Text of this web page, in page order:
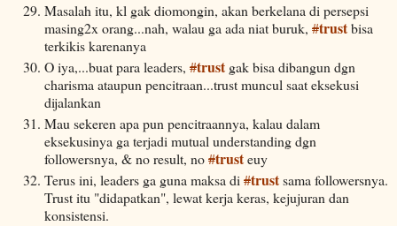
Masalah itu, kl gak diomongin, akan berkelana di persepsi
masing2x orang...nah, walau ga ada niat buruk, #trustbisa
terkikis karenanya
O iya,...buat para leaders, #trust gak bisa dibangun dgn
charisma ataupun pencitraan...trust muncul saat eksekusi
dijalankan
Mau sekeren apa pun pencitraannya, kalau dalam
eksekusinya ga terjadi mutual understanding dgn
followersnya, & no result, no#trusteuy
Terus ini, leaders ga guna maksa di #trustsama followersnya.
Trust itu "didapatkan", lewat kerja keras, kejujuran dan
konsistensi.